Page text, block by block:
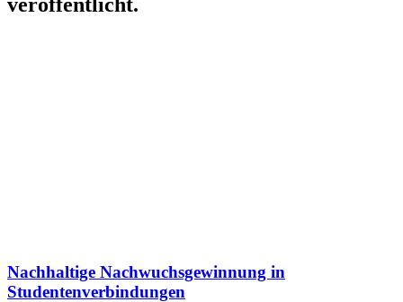
Nachhaltige Nachwuchsgewinnung in
Studentenverbindungen